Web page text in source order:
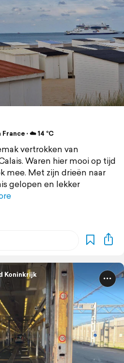
⋅ ☁️ 14 °C
vertrokken van
Waren hier mooi op tijd
mee. Met zijn drieën naar
gelopen en lekker
Koninkrijk